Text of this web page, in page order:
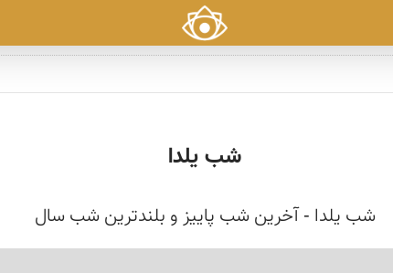
شب یلدا
شب یلدا - آخرین شب پاییز و بلندترین شب سال